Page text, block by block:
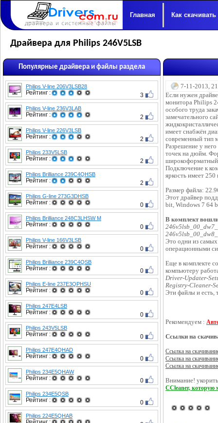
Главная Как скачивать
Драйвера для Philips 246V5LSB
Популярные драйвера и файлы раздела
Philips V-line 206V3LSB28
Рейтинг : 3
Philips V-line 236V3LAB
Рейтинг : 2
Philips V-line 226V3LSB
Рейтинг : 2
Philips 233V5LSB
Рейтинг : 2
Philips Brilliance 239C4QHSB
Рейтинг : 2
Philips G-line 273G3DHSB
Рейтинг : 0
Philips Brilliance 248C3LHSW M
Рейтинг : 0
Philips V-line 166V3LSB
Рейтинг : 0
Philips Brilliance 239C4QSB
Рейтинг : 0
Philips E-line 237E3QPHSU
Рейтинг : 0
Philips 247E4LSB
Рейтинг : 0
Philips 243V5LSB
Рейтинг : 0
Philips 247E4QHAD
Рейтинг : 0
Philips 234E5QHAW
Рейтинг : 0
Philips 234E5QSB
Рейтинг : 0
Philips 224E5QHAB
7-11-2013,
Если нужен
монитора Philips
особого труда
замечательного
имеет снабжён
современный тип
Разрешение у
точек на дюйм.
широкоформатный
Подключение к
яркость имеет
Размер файла:
Этот драйвер
bit, Windows 7 64
В комплект
Это одни из самых
операционными
Еще в комплекте
компьютеру
Driver-Updater-
Registry-Cleaner-
Эти файлы и есть,
Рекомендуем :
Ссылки на
Ссылка на
Ссылка на
Ссылка на
Внимание!
CCleaner, которую